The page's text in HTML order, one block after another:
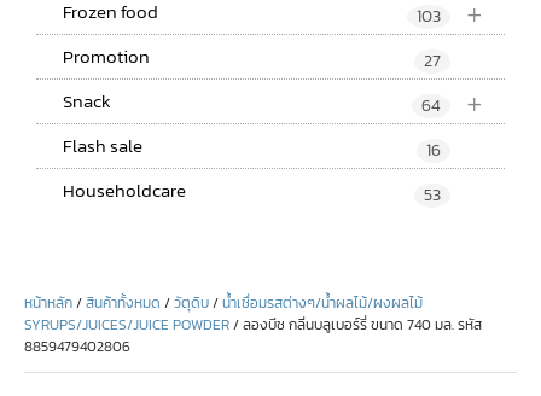
+
Frozen food 103
Promotion 27
+
Snack 64
Flash sale 16
Householdcare 53
หน้าหลัก/สินค้าทั้งหมด /วัตุดิบ/น้ำเชื่อมรสต่างๆ/น้ำผลไม้/ผงผลไม้
SYRUPS/JUICES/JUICE POWDER/ ลองบีช กลิ่นบลูเบอร์รี่ ขนาด 740 มล. รหัส
8859479402806